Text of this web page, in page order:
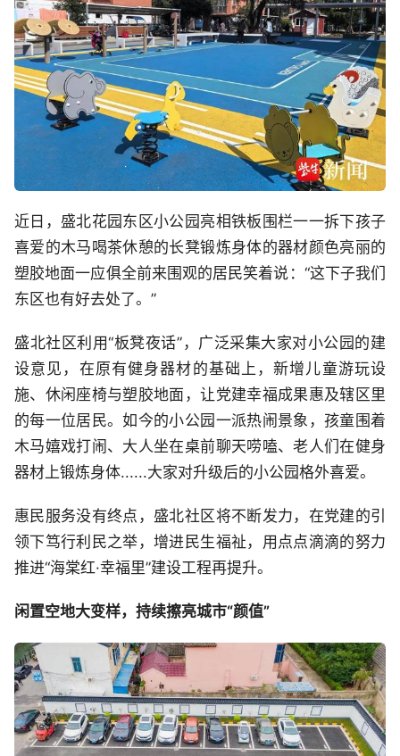
近日，盛北花园东区小公园亮相铁板围栏一一拆下孩子
喜爱的木马喝茶休憩的长凳锻炼身体的器材颜色亮丽的
塑胶地面一应俱全前来围观的居民笑着说：“这下子我们
东区也有好去处了。”
盛北社区利用“板凳夜话”，广泛采集大家对小公园的建
设意见，在原有健身器材的基础上，新增儿童游玩设
施、休闲座椅与塑胶地面，让党建幸福成果惠及辖区里
的每一位居民。如今的小公园一派热闹景象，孩童围着
木马嬉戏打闹、大人坐在桌前聊天唠嗑、老人们在健身
器材上锻炼身体......大家对升级后的小公园格外喜爱。
惠民服务没有终点，盛北社区将不断发力，在党建的引
领下笃行利民之举，增进民生福祉，用点点滴滴的努力
推进“海棠红·幸福里”建设工程再提升。
闲置空地大变样，持续擦亮城市“颜值”